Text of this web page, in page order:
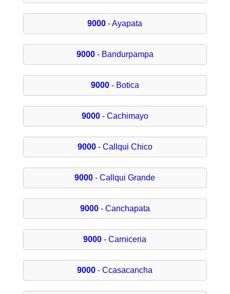
9000 - Ayapata
9000- Bandurpampa
9000- Botica
9000- Cachimayo
9000- Callqui Chico
9000 - Callqui Grande
9000- Canchapata
9000 - Carniceria
9000 - Ccasacancha